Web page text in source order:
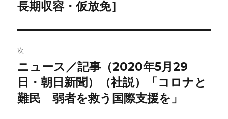
シ
ョ
ン
長期収容・仮放免］
次
次
の
投
ニュース／記事（2020年5月29
日・朝日新聞）（社説）「コロナと
難民 弱者を救う国際支援を」